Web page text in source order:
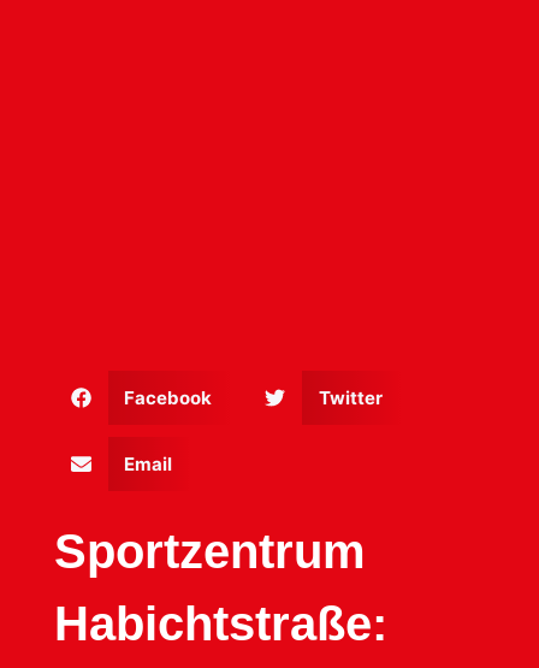
Facebook Twitter
Email
Sportzentrum
Habichtstraße: